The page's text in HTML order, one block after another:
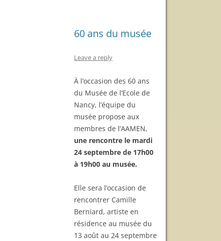
60 ans du musée
Leave a reply
À l’occasion des 60 ans
du Musée de l’Ecole de
Nancy, l’équipe du
musée propose aux
membres de l’AAMEN,
une rencontre le mardi
24 septembre de 17h00
à 19h00 au musée.
Elle sera l’occasion de
rencontrer Camille
Berniard, artiste en
résidence au musée du
13 août au 24 septembre